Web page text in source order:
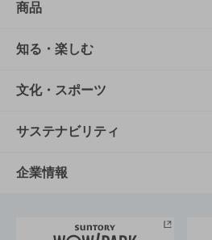
商品
商品TOP
商品一覧
商品発売情報
栄養成分一覧
知る・楽しむ
知る・楽しむTOP
キャンペーン
工場見学
文化・スポーツ
文化・スポーツTOP
サントリーホール
サステナビリティ
サステナビリティTOP
企業情報